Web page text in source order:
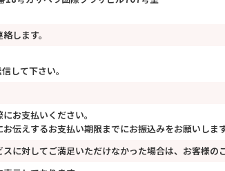
します。
して下さい。
お支払いください。
伝えするお支払い期限までにお振込みをお願いします
に対してご満足いただけなかった場合は、お客様の